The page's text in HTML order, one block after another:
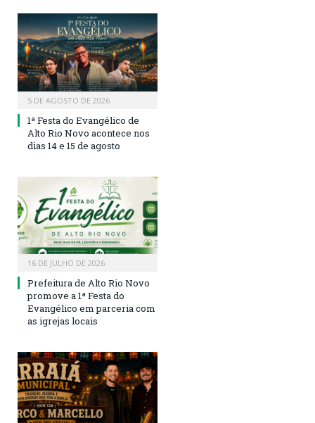
5 DE AGOSTO DE 2026
1ª Festa do Evangélico de
Alto Rio Novo acontece nos
dias 14 e 15 de agosto
16 DE JULHO DE 2026
Prefeitura de Alto Rio Novo
promove a 1ª Festa do
Evangélico em parceria com
as igrejas locais